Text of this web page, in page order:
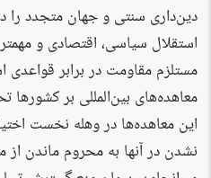
دین‌داری سنتی و جهان متجدد را
استقلال سیاسی، اقتصادی و
مستلزم مقاومت در برابر
معاهده‌های بین‌المللی بر
این معاهده‌ها در وهله نخست
نشدن در آنها به محروم ماندن از